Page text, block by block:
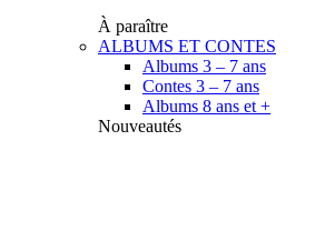
À paraître
ALBUMS ET CONTES
Albums 3 – 7 ans
Contes 3 – 7 ans
Albums 8 ans et +
Nouveautés